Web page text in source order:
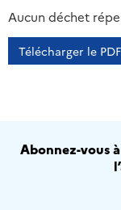
2013
Aucun déchet
Télécharger le
Abonnez-vous